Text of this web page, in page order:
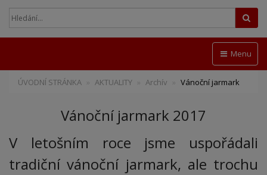
Menu
ÚVODNÍ STRÁNKA AKTUALITY Archív Vánoční jarmark
Vánoční jarmark 2017
V letošním roce jsme uspořádali
tradiční vánoční jarmark, ale trochu